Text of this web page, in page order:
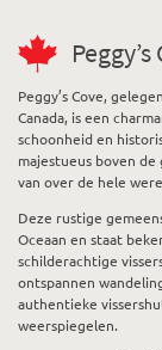
Peggy’s
Peggy’s Cove,
Canada, is een
schoonheid en
majestueus boven
van over de hele
Deze rustige
Oceaan en staat
schilderachtige
ontspannen
authentieke
weerspiegelen.